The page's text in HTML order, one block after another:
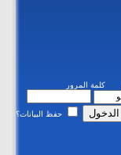
كلمة المرور
حفظ البيانات؟